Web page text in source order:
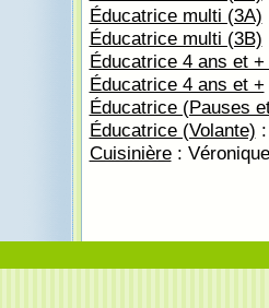
Éducatrice multi (3A)
Éducatrice multi (3B)
Éducatrice 4 ans et +
Éducatrice 4 ans et +
Éducatrice (Pauses
Éducatrice (Volante)
Cuisinière: